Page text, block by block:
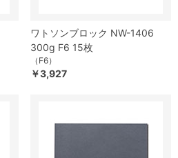
ワトソンブロック NW-1406
300g F6 15枚
（F6）
￥3,927